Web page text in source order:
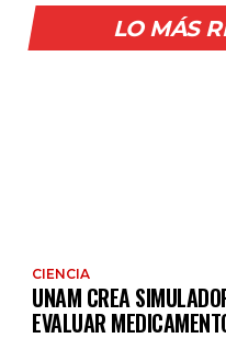
LO MÁS
CIENCIA
UNAM CREA
EVALUAR